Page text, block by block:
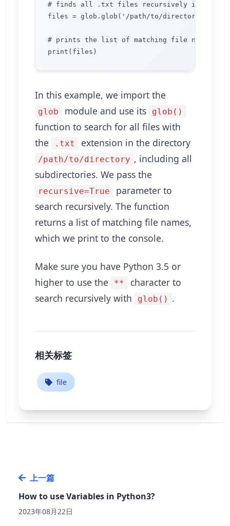
# finds all .txt files recursively in a
files = glob.glob('/path/to/directory/**/
# prints the list of matching file names
In this example, we import the
glob module and use its glob()
function to search for all files with
the
.txt extension in the directory
/path/to/directory , including all
subdirectories. We pass the
recursive=True
parameter to
search recursively. The function
returns a list of matching file names,
which we print to the console.
Make sure you have Python 3.5 or
higher to use the
**
character to
search recursively with
glob() .
相关标签
file
上一篇
How to use Variables in Python3?
2023年08月22日